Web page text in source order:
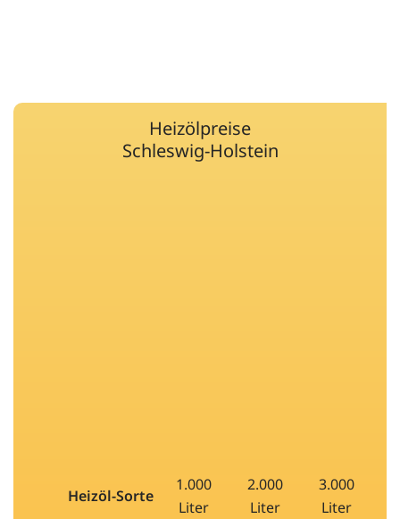
Heizölpreise
Schleswig-Holstein
Heizöl-Sorte
1.000
Liter
2.000
Liter
3.000
Liter